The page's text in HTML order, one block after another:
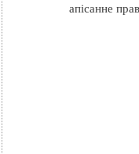
апісанне